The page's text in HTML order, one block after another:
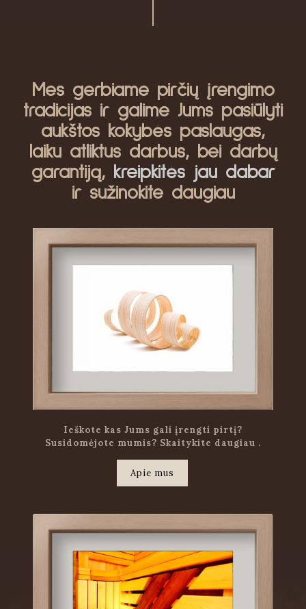
Mes gerbiame pirčių įrengimo
tradicijas ir galime Jums pasiūlyti
aukštos kokybės paslaugas,
laiku atliktus darbus, bei darbų
garantiją, kreipkitės jau dabar
ir sužinokite daugiau
Ieškote kas Jums gali įrengti pirtį?
Susidomėjote mumis? Skaitykite daugiau .
.
Apie mus